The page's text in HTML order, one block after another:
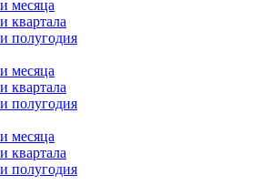
месяца
квартала
полугодия
месяца
квартала
полугодия
месяца
квартала
полугодия